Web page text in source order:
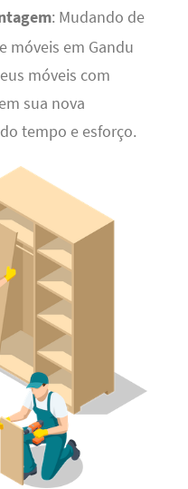
: Mudando de
móveis em Gandu
móveis com
sua nova
tempo e esforço.